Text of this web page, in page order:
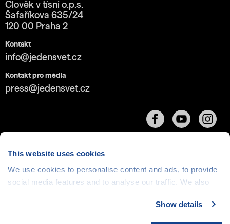
This website uses cookies
We use cookies to personalise content and ads, to provide
social media features and to analyse our traffic. We also
media, advertising and analytics partners who may
Show details
Člověk v tísni o.p.s.
Šafaříkova 635/24
120 00 Praha 2
Kontakt
info@jedensvet.cz
Kontakt pro média
press@jedensvet.cz
Cookies| © 1999-2026 Člověk v tísni o.p.s., web běží